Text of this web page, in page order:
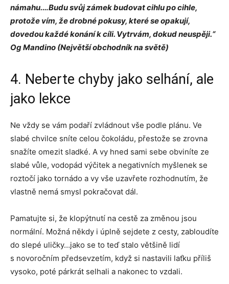
námahu.…Budu svůj zámek budovat cihlu po cihle,
protože vím, že drobné pokusy, které se opakují,
dovedou každé konání k cíli. Vytrvám, dokud neuspěji.“
Og Mandino (Největší obchodník na světě)
4. Neberte chyby jako selhání, ale
jako lekce
Ne vždy se vám podaří zvládnout vše podle plánu. Ve
slabé chvilce sníte celou čokoládu, přestože se zrovna
snažíte omezit sladké. A vy hned sami sebe obviníte ze
slabé vůle, vodopád výčitek a negativních myšlenek se
roztočí jako tornádo a vy vše uzavřete rozhodnutím, že
vlastně nemá smysl pokračovat dál.
Pamatujte si, že klopýtnutí na cestě za změnou jsou
normální. Možná někdy i úplně sejdete z cesty, zabloudíte
do slepé uličky…jako se to teď stalo většině lidí
s novoročním předsevzetím, když si nastavili laťku příliš
vysoko, poté párkrát selhali a nakonec to vzdali.